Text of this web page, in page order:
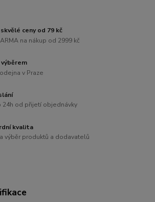
ceny od 79 kč
na nákup od 2999 kč
v Praze
od přijetí objednávky
kvalita
výběr produktů a dodavatelů